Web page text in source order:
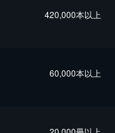
420,000本以上
60,000本以上